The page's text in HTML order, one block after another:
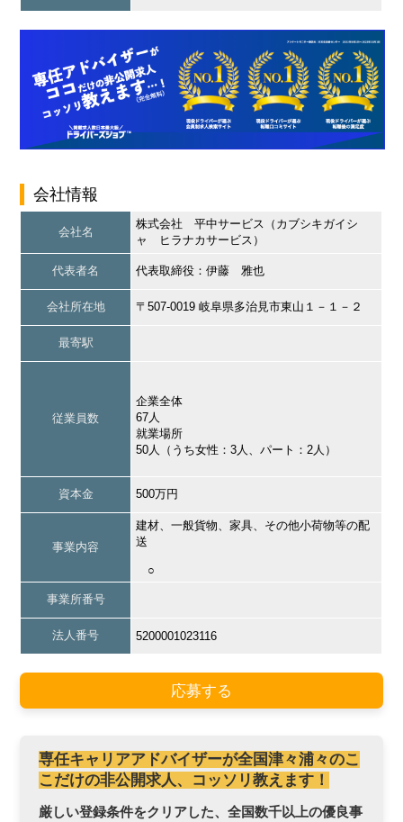
会社情報
会社名
株式会社 平中サービス（カブシキガイシ
ャ ヒラナカサービス）
代表者名 代表取締役：伊藤 雅也
会社所在地 〒507-0019 岐阜県多治見市東山１－１－２
最寄駅
従業員数
企業全体
67人
就業場所
50人（うち女性：3人、パート：2人）
資本金 500万円
事業内容
建材、一般貨物、家具、その他小荷物等の配
送
○
事業所番号
法人番号 5200001023116
応募する
専任キャリアアドバイザーが全国津々浦々のこ
こだけの非公開求人、コッソリ教えます！
厳しい登録条件をクリアした、全国数千以上の優良事